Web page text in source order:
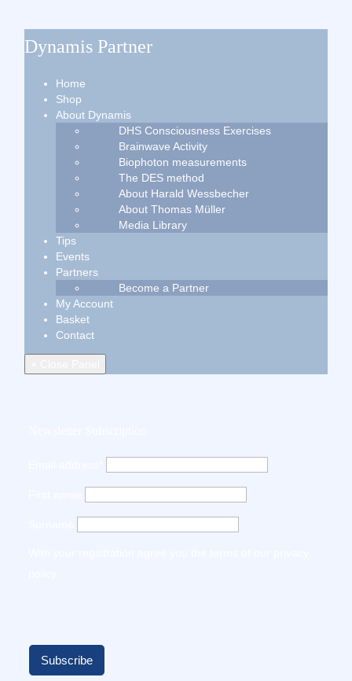
Dynamis Partner
Home
Shop
About Dynamis
DHS Consciousness Exercises
Brainwave Activity
Biophoton measurements
The DES method
About Harald Wessbecher
About Thomas Müller
Media Library
Tips
Events
Partners
Become a Partner
My Account
Basket
Contact